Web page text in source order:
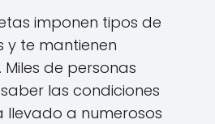
imponen tipos de
y te mantienen
de personas
las condiciones
llevado a numerosos